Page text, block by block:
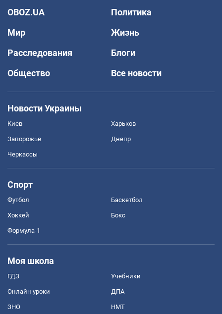
OBOZ.UA
Политика
Мир
Жизнь
Расследования
Блоги
Общество
Все новости
Новости Украины
Киев Харьков
Запорожье Днепр
Черкассы
Спорт
Футбол Баскетбол
Хоккей Бокс
Формула-1
Моя школа
ГДЗ Учебники
Онлайн уроки ДПА
ЗНО НМТ